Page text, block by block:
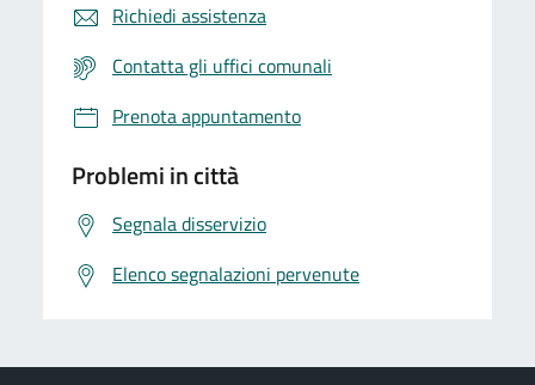
Richiedi assistenza
Contatta gli uffici comunali
Prenota appuntamento
Problemi in città
Segnala disservizio
Elenco segnalazioni pervenute